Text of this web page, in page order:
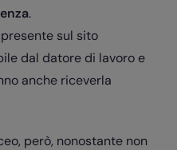
.
sul sito
dal datore di lavoro e
anche riceverla
però, nonostante non